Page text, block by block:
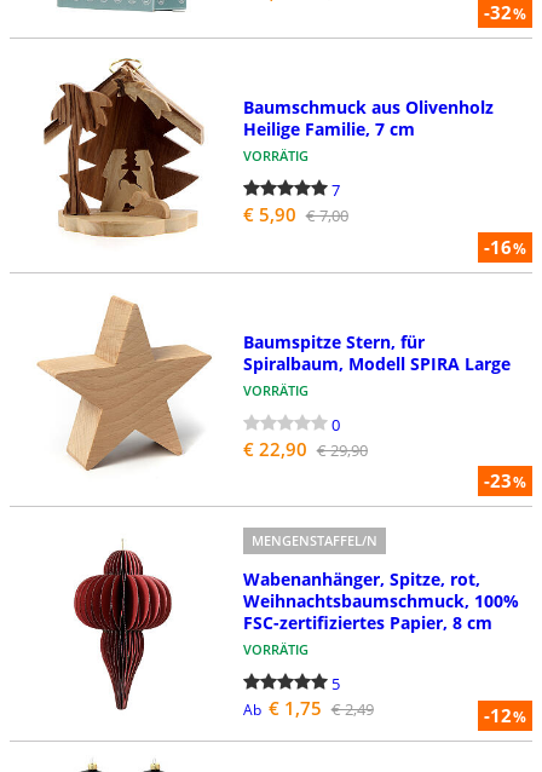
-32%
-16%
Baumschmuck aus Olivenholz
Heilige Familie, 7 cm
VORRÄTIG
7
€ 5,90 € 7,00
-23%
Baumspitze Stern, für
Spiralbaum, Modell SPIRA Large
VORRÄTIG
0
€ 22,90 € 29,90
-12%
MENGENSTAFFEL/N
Wabenanhänger, Spitze, rot,
Weihnachtsbaumschmuck, 100%
FSC-zertifiziertes Papier, 8 cm
VORRÄTIG
5
Ab € 1,75 € 2,49